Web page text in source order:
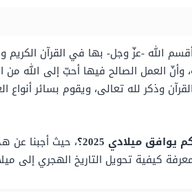
الله -عزّ وجل- بها في القرآن
العمل الصالح فيها أحبّ إلى الله من
وذكر لله تعالى، ويقوم بسائر أنواع
كيفية تحويل التاريخ الهجري إلى